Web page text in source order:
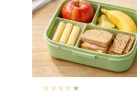
★★★★★